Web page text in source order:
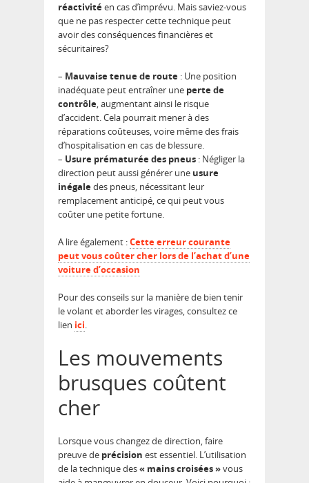
réactivitéen cas d’imprévu. Mais saviez-vous
que ne pas respecter cette technique peut
avoir des conséquences financières et
sécuritaires?
– Mauvaise tenue de route : Une position
inadéquate peut entraîner une perte de
contrôle, augmentant ainsi le risque
d’accident. Cela pourrait mener à des
réparations coûteuses, voire même des frais
d’hospitalisation en cas de blessure.
– Usure prématurée des pneus : Négliger la
direction peut aussi générer une usure
inégaledes pneus, nécessitant leur
remplacement anticipé, ce qui peut vous
coûter une petite fortune.
A lire également :Cette erreur courante
peut vous coûter cher lors de l’achat d’une
voiture d’occasion
Pour des conseils sur la manière de bien tenir
le volant et aborder les virages, consultez ce
lien ici.
Les mouvements
brusques coûtent
cher
Lorsque vous changez de direction, faire
preuve de précision est essentiel. L’utilisation
de la technique des« mains croisées »vous